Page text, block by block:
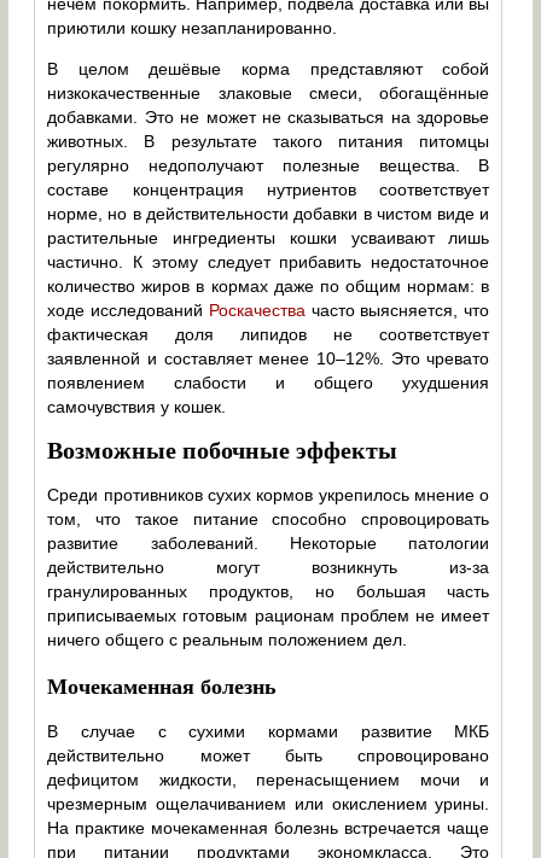
приютили кошку незапланированно.
В целом дешёвые корма представляют собой
низкокачественные злаковые смеси, обогащённые
добавками. Это не может не сказываться на здоровье
животных. В результате такого питания питомцы
регулярно недополучают полезные вещества. В
составе концентрация нутриентов соответствует
норме, но в действительности добавки в чистом виде и
растительные ингредиенты кошки усваивают лишь
частично. К этому следует прибавить недостаточное
количество жиров в кормах даже по общим нормам: в
ходе исследований Роскачества часто выясняется, что
фактическая доля липидов не соответствует
заявленной и составляет менее 10–12%. Это чревато
появлением слабости и общего ухудшения
самочувствия у кошек.
Возможные побочные эффекты
Среди противников сухих кормов укрепилось мнение о
том, что такое питание способно спровоцировать
развитие заболеваний. Некоторые патологии
действительно могут возникнуть из-за
гранулированных продуктов, но большая часть
приписываемых готовым рационам проблем не имеет
ничего общего с реальным положением дел.
Мочекаменная болезнь
В случае с сухими кормами развитие МКБ
действительно может быть спровоцировано
дефицитом жидкости, перенасыщением мочи и
чрезмерным ощелачиванием или окислением урины.
На практике мочекаменная болезнь встречается чаще
при питании продуктами экономкласса. Это